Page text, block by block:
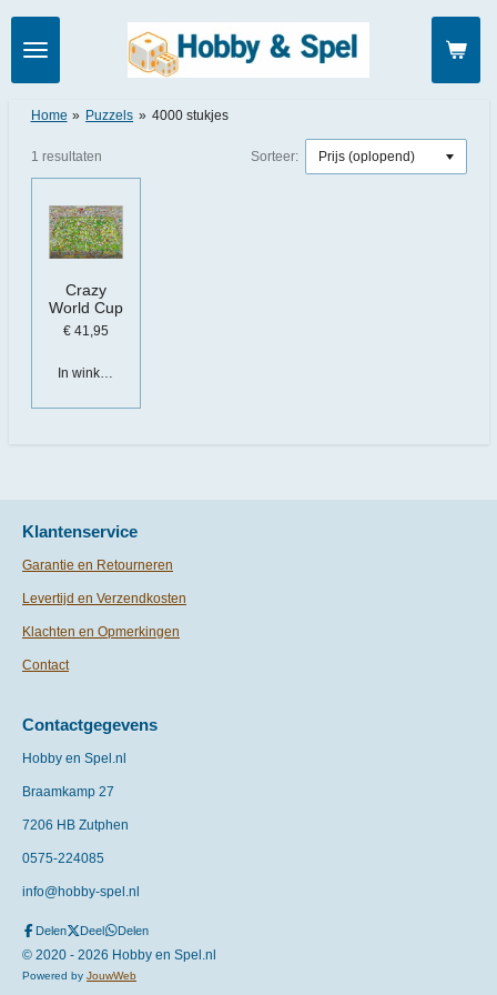
Ga
direct
naar
de
Home » Puzzels » 4000 stukjes
1 resultaten Sorteer:
Crazy
World Cup
€ 41,95
In winkelwagen
Klantenservice
Garantie en Retourneren
Levertijd en Verzendkosten
Klachten en Opmerkingen
Contact
Contactgegevens
Hobby en Spel.nl
Braamkamp 27
7206 HB Zutphen
0575-224085
info@hobby-spel.nl
Delen Deel Delen
© 2020 - 2026 Hobby en Spel.nl
Powered by JouwWeb